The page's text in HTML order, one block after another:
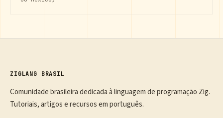
ZIGLANG BRASIL
Comunidade brasileira dedicada à linguagem de programação Zig.
Tutoriais, artigos e recursos em português.